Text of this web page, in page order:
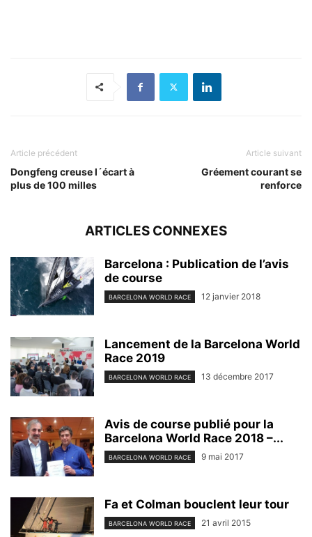
Article précédent
Dongfeng creuse l´écart à
plus de 100 milles
Article suivant
Gréement courant se
renforce
ARTICLES CONNEXES
Barcelona : Publication de l’avis
de course
BARCELONA WORLD RACE 12 janvier 2018
Lancement de la Barcelona World
Race 2019
BARCELONA WORLD RACE 13 décembre 2017
Avis de course publié pour la
Barcelona World Race 2018 –...
BARCELONA WORLD RACE 9 mai 2017
Fa et Colman bouclent leur tour
BARCELONA WORLD RACE 21 avril 2015